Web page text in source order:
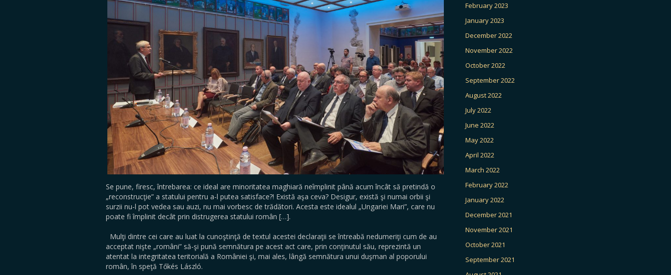
Se pune, firesc, întrebarea: ce ideal are minoritatea maghiară neîmplinit până acum încât să pretindă o
„reconstrucţie” a statului pentru a-l putea satisface?! Există aşa ceva? Desigur, există şi numai orbii şi
surzii nu-l pot vedea sau auzi, nu mai vorbesc de trădători. Acesta este idealul „Ungariei Mari”, care nu
poate fi împlinit decât prin distrugerea statului român […].
Mulţi dintre cei care au luat la cunoştinţă de textul acestei declaraţii se întreabă nedumeriţi cum de au
acceptat nişte „români” să-şi pună semnătura pe acest act care, prin conţinutul său, reprezintă un
atentat la integritatea teritorială a României şi, mai ales, lângă semnătura unui duşman al poporului
român, în speţă Tőkés László.
February 2023
January 2023
December 2022
November 2022
October 2022
September 2022
August 2022
July 2022
June 2022
May 2022
April 2022
March 2022
February 2022
January 2022
December 2021
November 2021
October 2021
September 2021